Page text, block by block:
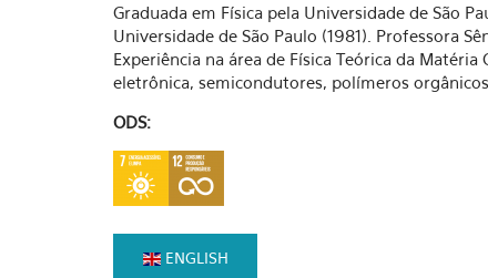
Graduada em Física pela Universidade de São
Universidade de São Paulo (1981). Professora
Experiência na área de Física Teórica da
eletrônica, semicondutores, polímeros
ODS:
ENGLISH